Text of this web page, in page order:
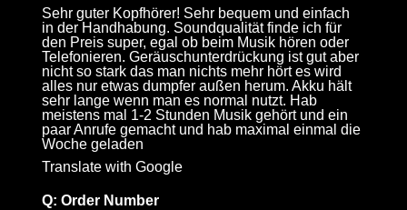
Sehr guter Kopfhörer! Sehr bequem und einfach
in der Handhabung. Soundqualität finde ich für
den Preis super, egal ob beim Musik hören oder
Telefonieren. Geräuschunterdrückung ist gut aber
nicht so stark das man nichts mehr hört es wird
alles nur etwas dumpfer außen herum. Akku hält
sehr lange wenn man es normal nutzt. Hab
meistens mal 1-2 Stunden Musik gehört und ein
paar Anrufe gemacht und hab maximal einmal die
Woche geladen
Translate with Google
Q: Order Number